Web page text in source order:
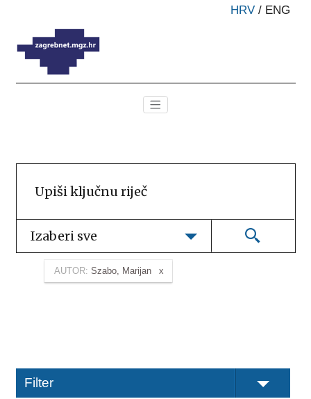
HRV / ENG
Izaberi sve
AUTOR: Szabo, Marijan
Filter